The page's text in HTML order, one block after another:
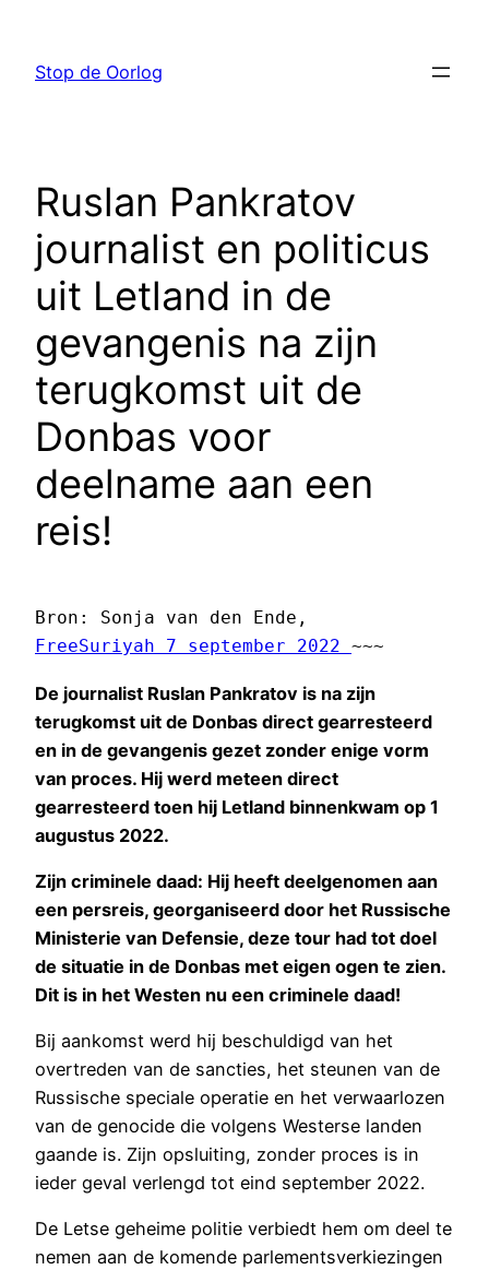
Stop de Oorlog
Ruslan Pankratov
journalist en politicus
uit Letland in de
gevangenis na zijn
terugkomst uit de
Donbas voor
deelname aan een
reis!
Bron: Sonja van den Ende,
FreeSuriyah 7 september 2022 ~~~
De journalist Ruslan Pankratov is na zijn
terugkomst uit de Donbas direct gearresteerd
en in de gevangenis gezet zonder enige vorm
van proces. Hij werd meteen direct
gearresteerd toen hij Letland binnenkwam op 1
augustus 2022.
Zijn criminele daad: Hij heeft deelgenomen aan
een persreis, georganiseerd door het Russische
Ministerie van Defensie, deze tour had tot doel
de situatie in de Donbas met eigen ogen te zien.
Dit is in het Westen nu een criminele daad!
Bij aankomst werd hij beschuldigd van het
overtreden van de sancties, het steunen van de
Russische speciale operatie en het verwaarlozen
van de genocide die volgens Westerse landen
gaande is. Zijn opsluiting, zonder proces is in
ieder geval verlengd tot eind september 2022.
De Letse geheime politie verbiedt hem om deel te
nemen aan de komende parlementsverkiezingen